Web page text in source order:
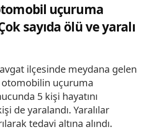
uçuruma
sayıda ölü ve yaralı
ilçesinde meydana gelen
otomobilin uçuruma
5 kişi hayatını
de yaralandı. Yaralılar
tedavi altına alındı.